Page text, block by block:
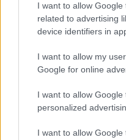
I want to allow
related to advertising
device identifiers in
I want to allow my
Google for online
I want to allow Google
personalized
I want to allow
Átvonul a hidegfront
hőmérséklet a hét